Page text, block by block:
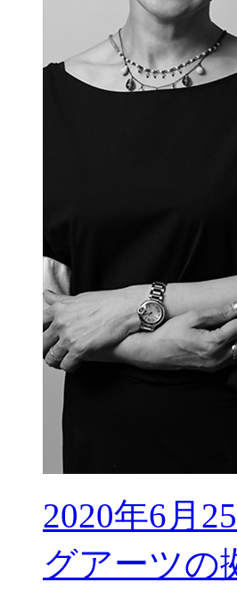
2020年6月
グアーツの